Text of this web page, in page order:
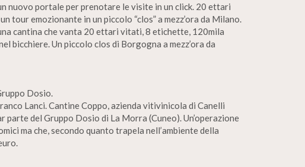
nuovo portale per prenotare le visite in un click. 20 ettari
tour emozionante in un piccolo “clos” a mezz’ora da Milano.
cantina che vanta 20 ettari vitati, 8 etichette, 120mila
bicchiere. Un piccolo clos di Borgogna a mezz’ora da
Dosio.
Lanci. Cantine Coppo, azienda vitivinicola di Canelli
del Gruppo Dosio di La Morra (Cuneo). Un’operazione
ma che, secondo quanto trapela nell’ambiente della